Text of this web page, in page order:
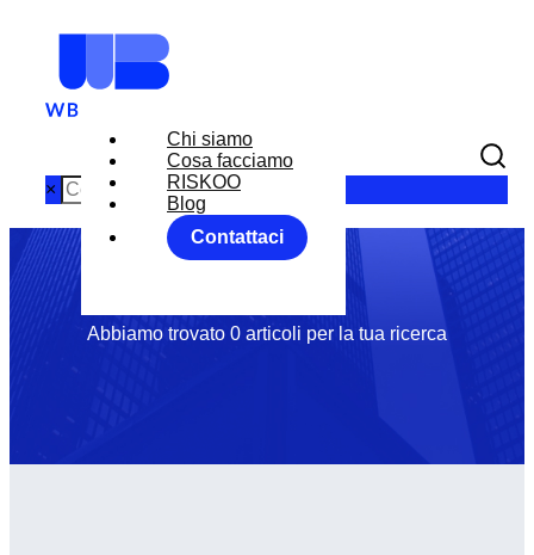
Chi siamo
Cosa facciamo
RISKOO
Blog
Contattaci
×
Tag: LAVORO
USA
Abbiamo trovato 0 articoli per la tua ricerca